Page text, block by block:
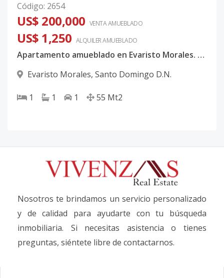
Código: 2654
US$ 200,000 VENTA AMUEBLADO
US$ 1,250 ALQUILERAMUEBLADO
Apartamento amueblado en Evaristo Morales. 1 hab, 55 m², luz e internet incluidos. Piscina, gimnasio y sports bar.
Evaristo Morales, Santo Domingo D.N.
1 1 1 55 Mt2
Nosotros te brindamos un servicio personalizado
y de calidad para ayudarte con tu búsqueda
inmobiliaria. Si necesitas asistencia o tienes
preguntas, siéntete libre de contactarnos.